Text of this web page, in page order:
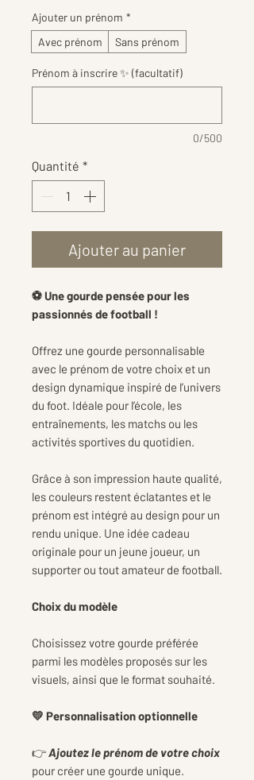
Ajouter un prénom *
Avec prénom
Sans prénom
Prénom à inscrire ✨ (facultatif)
0/500
Quantité *
Ajouter au panier
⚽ Une gourde pensée pour les
passionnés de football !
Offrez une gourde personnalisable
avec le prénom de votre choix et un
design dynamique inspiré de l’univers
du foot. Idéale pour l’école, les
entraînements, les matchs ou les
activités sportives du quotidien.
Grâce à son impression haute qualité,
les couleurs restent éclatantes et le
prénom est intégré au design pour un
rendu unique. Une idée cadeau
originale pour un jeune joueur, un
supporter ou tout amateur de football.
Choix du modèle
Choisissez votre gourde préférée
parmi les modèles proposés sur les
visuels, ainsi que le format souhaité.
💛 Personnalisation optionnelle
👉Ajoutez le prénom de votre choix
pour créer une gourde unique.